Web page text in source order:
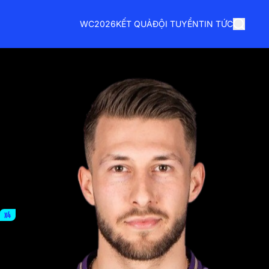
WC2026KẾT QUẢĐỘI TUYỂNTIN TỨC
x4